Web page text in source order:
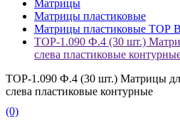
Матрицы
Матрицы пластиковые
Матрицы пластиковые ТОР
ТОР-1.090 Ф.4 (30 шт.)
слева пластиковые
ТОР-1.090 Ф.4 (30 шт.) Матрицы
слева пластиковые контурные
(0)